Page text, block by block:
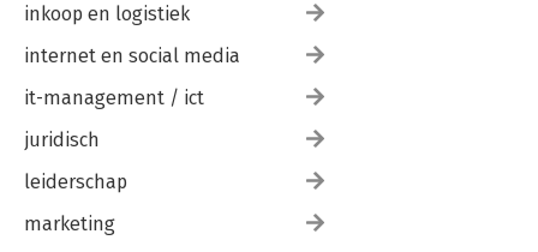
inkoop en logistiek
internet en social media
it-management / ict
juridisch
leiderschap
marketing